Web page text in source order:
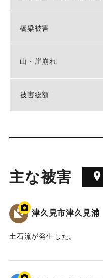
橋梁被害
山・崖崩れ
被害総額
主な被害
津久見市津久見浦
土石流が発生した。
｜固有コード:01204098